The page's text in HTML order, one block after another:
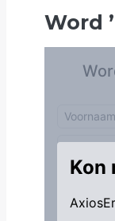
Word ’